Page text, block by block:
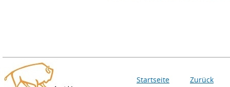
Startseite Zurück